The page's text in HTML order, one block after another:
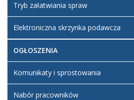
Tryb załatwiania spraw
Elektroniczna skrzynka podawcza
OGŁOSZENIA
Komunikaty i sprostowania
Nabór pracowników